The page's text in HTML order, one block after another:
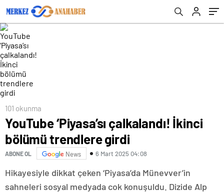
101 okunma
YouTube ‘Piyasa’sı çalkalandı! İkinci
bölümü trendlere girdi
ABONE OL News 6 Mart 2025 04:08
Hikayesiyle dikkat çeken ‘Piyasa’da Münevver’in
sahneleri sosyal medyada cok konuşuldu. Dizide Alp